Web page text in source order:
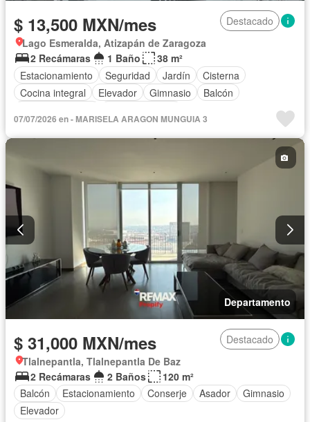
$ 13,500 MXN/mes
Destacado
Lago Esmeralda, Atizapán de Zaragoza
2 Recámaras
1 Baño
38 m²
Estacionamiento
Seguridad Jardín
Cisterna
Cocina integral
Elevador Gimnasio
Balcón
Circuito cerrado de televisión
Electricidad
Televisión por cable
Wifi Internet
Cuarto de servicio
Vista panorámica
Zona infantil
Permite mascotas
Parcialmente amueblado
07/07/2026 en - MARISELA ARAGON MUNGUIA 3
Departamento
$ 31,000 MXN/mes
Destacado
Tlalnepantla, Tlalnepantla De Baz
2 Recámaras
2 Baños
120 m²
Balcón
Estacionamiento Conserje Asador
Gimnasio
Elevador